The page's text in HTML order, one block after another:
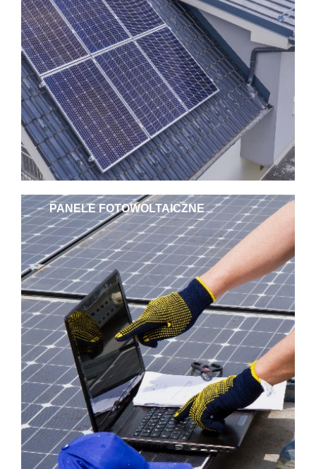
PANELE FOTOWOLTAICZNE